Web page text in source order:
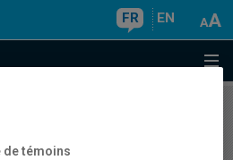
FR EN
de témoins